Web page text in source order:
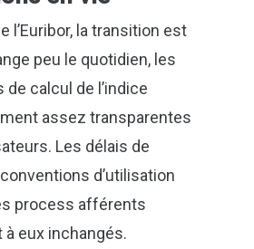
l’Euribor, la transition est
peu le quotidien, les
calcul de l’indice
assez transparentes
Les délais de
d’utilisation
process afférents
eux inchangés.